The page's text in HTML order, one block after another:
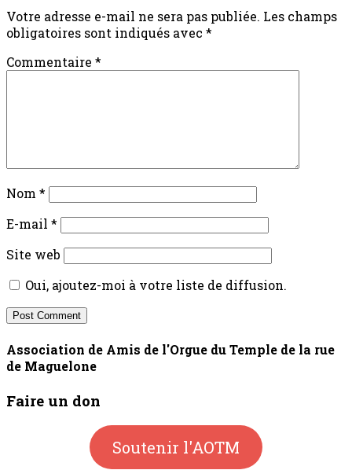
Votre adresse e-mail ne sera pas publiée. Les champs
obligatoires sont indiqués avec *
Commentaire *
Nom *
E-mail *
Site web
Oui, ajoutez-moi à votre liste de diffusion.
Association de Amis de l'Orgue du Temple de la rue
de Maguelone
Faire un don
Soutenir l'AOTM